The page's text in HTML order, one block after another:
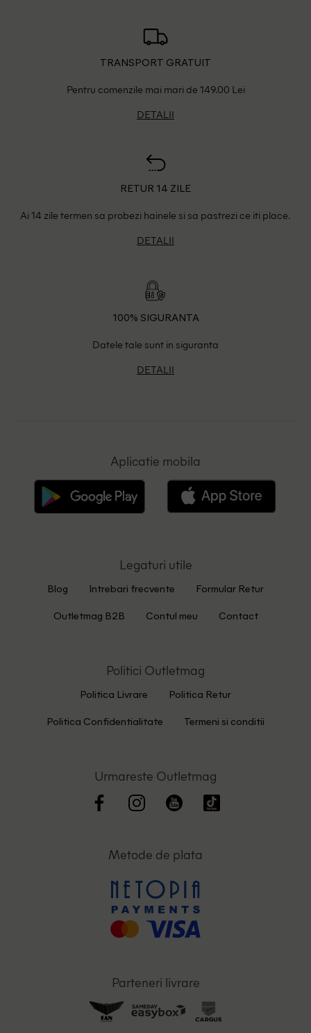
TRANSPORT GRATUIT
Pentru comenzile mai mari de 149.00 Lei
DETALII
RETUR 14 ZILE
Ai 14 zile termen sa probezi hainele si sa pastrezi ce iti place.
DETALII
100% SIGURANTA
Datele tale sunt in siguranta
DETALII
Aplicatie mobila
Legaturi utile
Blog Intrebari frecvente Formular Retur
Outletmag B2B Contul meu Contact
Politici Outletmag
Politica Livrare Politica Retur
Politica Confidentialitate Termeni si conditii
Urmareste Outletmag
Metode de plata
Parteneri livrare